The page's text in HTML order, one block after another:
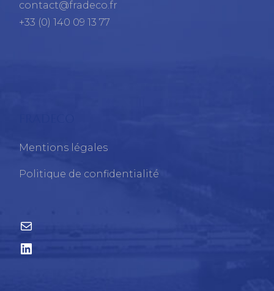
contact@fradeco.fr
+33 (0) 140 09 13 77
Mentions légales
Politique de confidentialité